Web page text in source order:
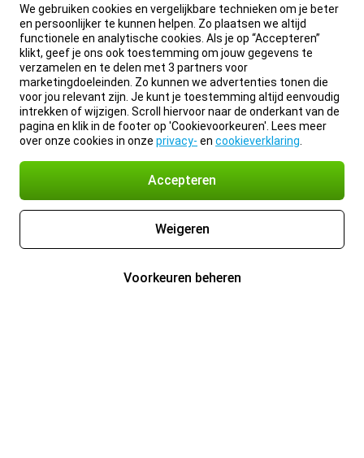
We gebruiken cookies en vergelijkbare technieken om je beter
en persoonlijker te kunnen helpen. Zo plaatsen we altijd
functionele en analytische cookies. Als je op “Accepteren”
klikt, geef je ons ook toestemming om jouw gegevens te
verzamelen en te delen met 3 partners voor
marketingdoeleinden. Zo kunnen we advertenties tonen die
voor jou relevant zijn. Je kunt je toestemming altijd eenvoudig
intrekken of wijzigen. Scroll hiervoor naar de onderkant van de
pagina en klik in de footer op 'Cookievoorkeuren'. Lees meer
over onze cookies in onze privacy- en cookieverklaring
Accepteren
Weigeren
Voorkeuren beheren